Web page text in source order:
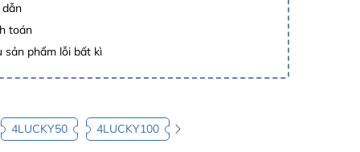
toán
phẩm lỗi bất kì
4LUCKY50 4LUCKY100